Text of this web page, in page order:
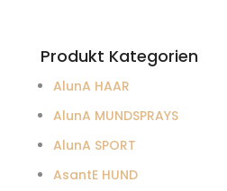
Produkt Kategorien
AlunA HAAR
AlunA MUNDSPRAYS
AlunA SPORT
AsantE HUND